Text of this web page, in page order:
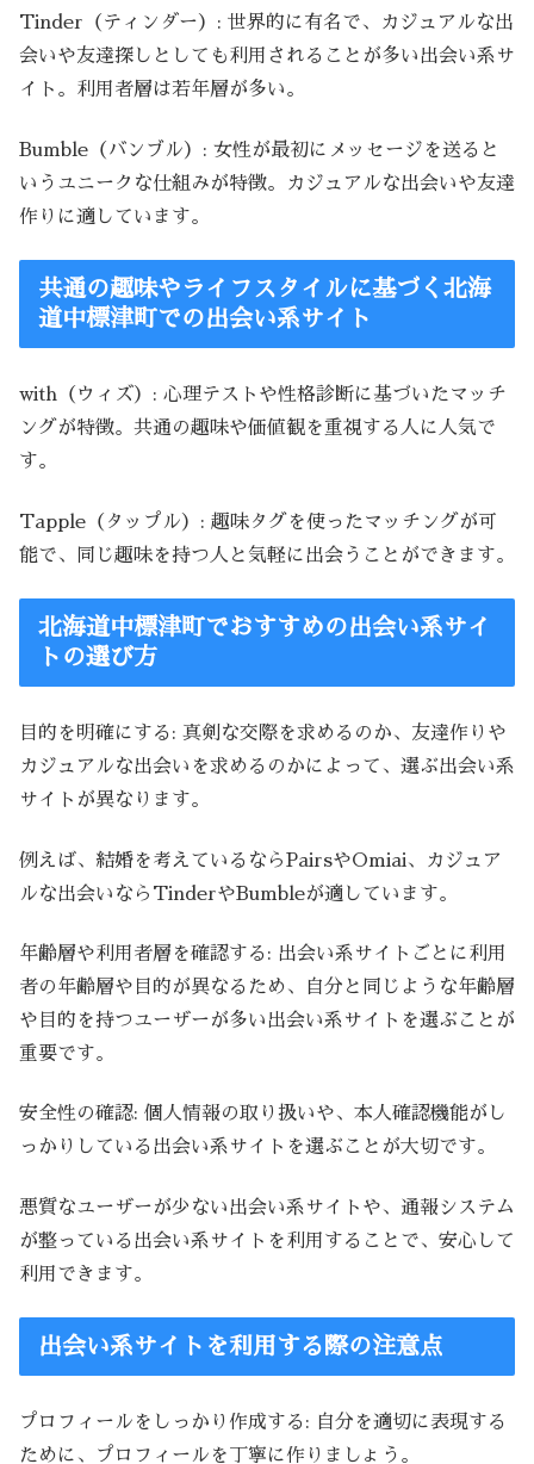
Tinder（ティンダー）: 世界的に有名で、カジュアルな出
会いや友達探しとしても利用されることが多い出会い系サ
イト。利用者層は若年層が多い。
Bumble（バンブル）: 女性が最初にメッセージを送ると
いうユニークな仕組みが特徴。カジュアルな出会いや友達
作りに適しています。
共通の趣味やライフスタイルに基づく北海
道中標津町での出会い系サイト
with（ウィズ）: 心理テストや性格診断に基づいたマッチ
ングが特徴。共通の趣味や価値観を重視する人に人気で
す。
Tapple（タップル）: 趣味タグを使ったマッチングが可
能で、同じ趣味を持つ人と気軽に出会うことができます。
北海道中標津町でおすすめの出会い系サイ
トの選び方
目的を明確にする: 真剣な交際を求めるのか、友達作りや
カジュアルな出会いを求めるのかによって、選ぶ出会い系
サイトが異なります。
例えば、結婚を考えているならPairsやOmiai、カジュア
ルな出会いならTinderやBumbleが適しています。
年齢層や利用者層を確認する: 出会い系サイトごとに利用
者の年齢層や目的が異なるため、自分と同じような年齢層
や目的を持つユーザーが多い出会い系サイトを選ぶことが
重要です。
安全性の確認: 個人情報の取り扱いや、本人確認機能がし
っかりしている出会い系サイトを選ぶことが大切です。
悪質なユーザーが少ない出会い系サイトや、通報システム
が整っている出会い系サイトを利用することで、安心して
利用できます。
出会い系サイトを利用する際の注意点
プロフィールをしっかり作成する: 自分を適切に表現する
ために、プロフィールを丁寧に作りましょう。